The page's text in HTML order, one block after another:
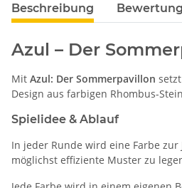
Beschreibung
Azul – Der
Mit Azul: Der Sommerpavillon
Design aus farbigen Rhombus-
Spielidee & Ablauf
In jeder Runde wird eine Farbe
möglichst effiziente Muster zu